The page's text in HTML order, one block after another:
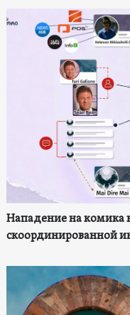
Нападение на комика
скоординированной